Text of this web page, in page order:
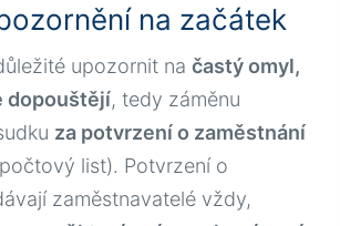
na začátek
upozornit na častý omyl,
dopouštějí, tedy záměnu
za potvrzení o zaměstnání
list). Potvrzení o
zaměstnavatelé vždy,